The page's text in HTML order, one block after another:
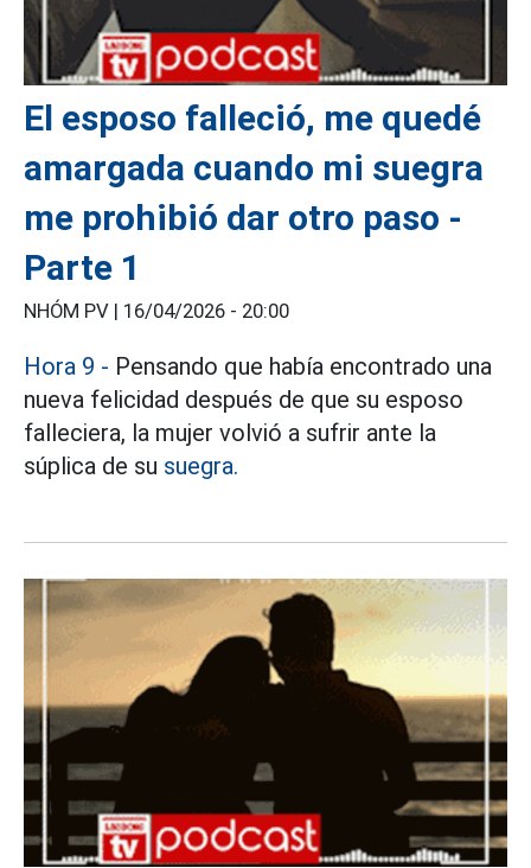
El esposo falleció, me quedé
amargada cuando mi suegra
me prohibió dar otro paso -
Parte 1
NHÓM PV | 16/04/2026 - 20:00
Hora 9 - Pensando que había encontrado una
nueva felicidad después de que su esposo
falleciera, la mujer volvió a sufrir ante la
súplica de su suegra.